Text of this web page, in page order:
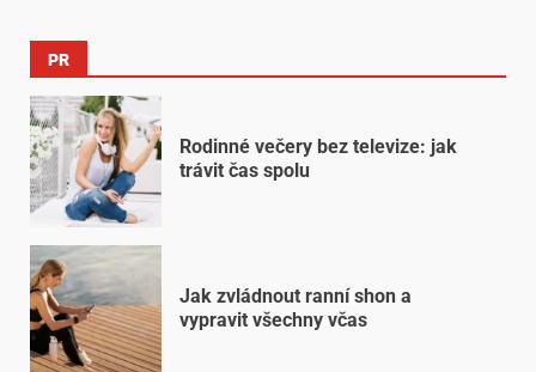
PR
Rodinné večery bez televize: jak
trávit čas spolu
Jak zvládnout ranní shon a
vypravit všechny včas